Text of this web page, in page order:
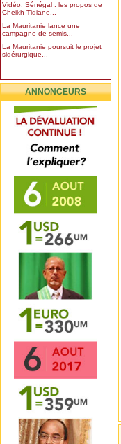
Vidéo. Sénégal : les propos de
Cheikh Tidiane...
La Mauritanie lance une
campagne de semis...
La Mauritanie poursuit le projet
sidérurgique...
ANNONCEURS